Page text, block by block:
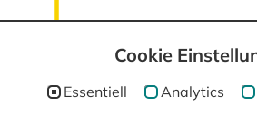
Cookie
Essentiell Analytics